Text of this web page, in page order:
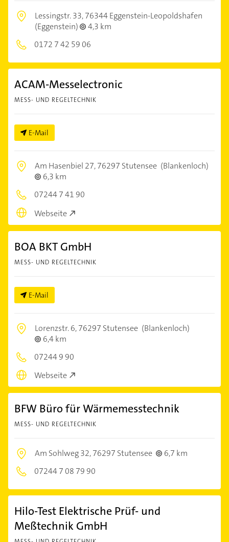
Lessingstr. 33,76344 Eggenstein-Leopoldshafen
(Eggenstein)
4,3 km
0172 7 42 59 06
ACAM-Messelectronic
MESS- UND REGELTECHNIK
E-Mail
Am Hasenbiel 27,76297 Stutensee (Blankenloch)
6,3 km
07244 7 41 90
Webseite
BOA BKT GmbH
MESS- UND REGELTECHNIK
E-Mail
Lorenzstr. 6,76297 Stutensee (Blankenloch)
6,4 km
07244 9 90
Webseite
BFW Büro für Wärmemesstechnik
MESS- UND REGELTECHNIK
Am Sohlweg 32,76297 Stutensee
6,7 km
07244 7 08 79 90
Hilo-Test Elektrische Prüf- und
Meßtechnik GmbH